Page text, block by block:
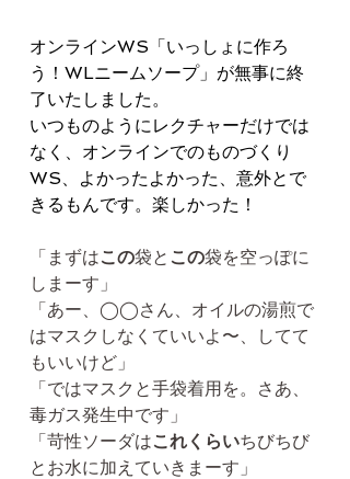
オンラインWS「いっしょに作ろ
う！WLニームソープ」が無事に終
了いたしました。
いつものようにレクチャーだけでは
なく、オンラインでのものづくり
WS、よかったよかった、意外とで
きるもんです。楽しかった！
「まずはこの袋と この袋を空っぽに
しまーす」
「あー、◯◯さん、オイルの湯煎で
はマスクしなくていいよ〜、してて
もいいけど」
「ではマスクと手袋着用を。さあ、
毒ガス発生中です」
「苛性ソーダはこれくらいちびちび
とお水に加えていきまーす」